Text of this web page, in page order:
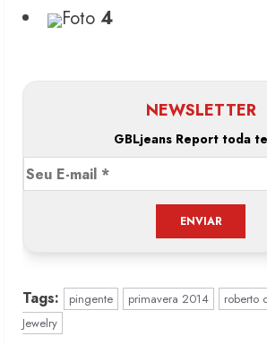
Foto 4
NEWSLETTER
GBLjeans Report toda
Tags: pingente primavera 2014 roberto
Jewelry